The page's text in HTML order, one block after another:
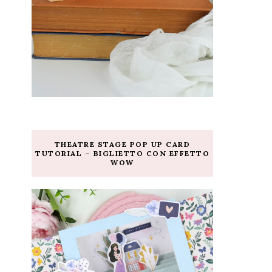
THEATRE STAGE POP UP CARD
TUTORIAL – BIGLIETTO CON EFFETTO
WOW